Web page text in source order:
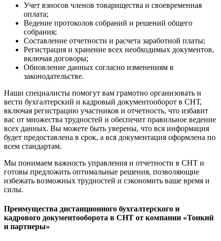
Учет взносов членов товарищества и своевременная
оплата;
Ведение протоколов собраний и решений общего
собрания;
Составление отчетности и расчета заработной платы;
Регистрация и хранение всех необходимых документов,
включая договоры;
Обновление данных согласно изменениям в
законодательстве.
Наши специалисты помогут вам грамотно организовать и
вести бухгалтерский и кадровый документооборот в СНТ,
включая регистрацию участников и отчетность, что избавит
вас от множества трудностей и обеспечит правильное ведение
всех данных. Вы можете быть уверены, что вся информация
будет предоставлена в срок, а вся документация оформлена по
всем стандартам.
Мы понимаем важность управления и отчетности в СНТ и
готовы предложить оптимальные решения, позволяющие
избежать возможных трудностей и сэкономить ваше время и
силы.
Преимущества дистанционного бухгалтерского и
кадрового документооборота в СНТ от компании «Тонкий
и партнеры»